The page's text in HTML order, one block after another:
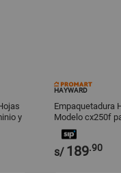
y
HAYWARD
Empaquetadura
Modelo cx250f
Cartucho C500/
s/ 189.90